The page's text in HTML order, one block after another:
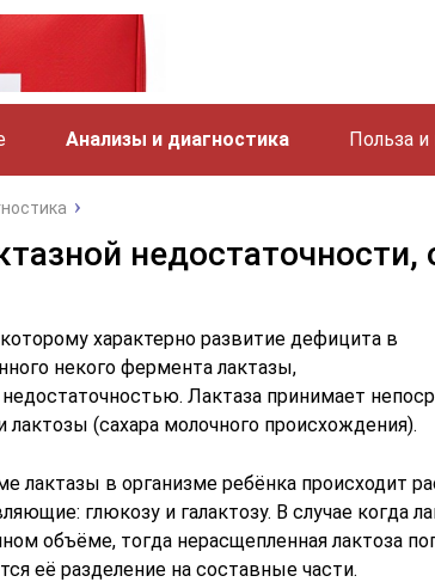
Анализы и диагностика Польза
недостаточности,
характерно развитие дефицита в
некого фермента лактазы,
недостаточностью. Лактаза принимает
лактозы (сахара молочного происхождения).
лактазы в организме ребёнка происходит
глюкозу и галактозу. В случае когда
объёме, тогда нерасщепленная лактоза
её разделение на составные части.